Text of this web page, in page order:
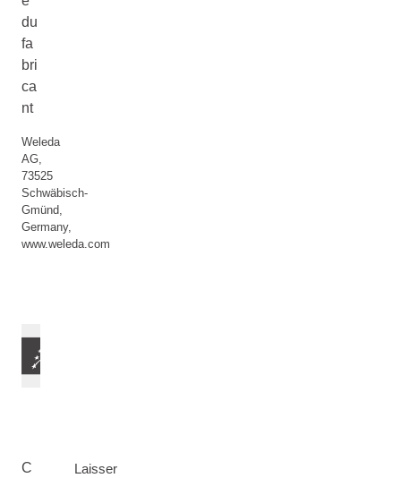
du
fa
bri
ca
nt
Weleda
AG,
73525
Schwäbisch-
Gmünd,
Germany,
www.weleda.com
C Laisser